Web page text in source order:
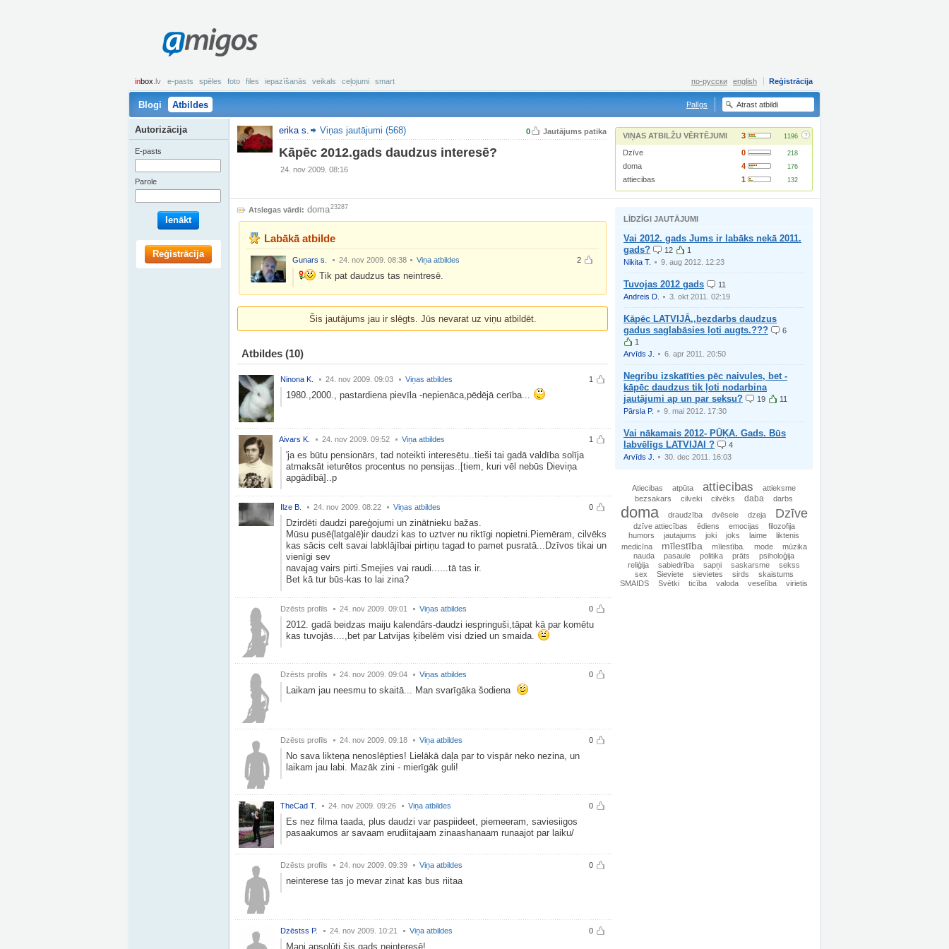
amigos
inbox .lv e-pasts spēles foto files iepazīšanās veikals ceļojumi smart Reģistrācija
по-русски english
Blogi Atbildes Palīgs
0 Jautājums patika
erika s. Viņas jautājumi (568)
Kāpēc 2012.gads daudzus interesē?
24. nov 2009. 08:16
VIŅAS ATBILŽU VĒRTĒJUMI 3 1196 ?
Dzīve 0 218
doma 4 176
attiecibas 1 132
Atslegas vārdi: doma23287
Labākā atbilde
2
Gunars s. 24. nov 2009. 08:38 Viņa atbildes
Tik pat daudzus tas neintresē.
Šis jautājums jau ir slēgts. Jūs nevarat uz viņu atbildēt.
Atbildes (10)
1
Ninona K. 24. nov 2009. 09:03 Viņas atbildes
1980.,2000., pastardiena pievīla -nepienāca,pēdējā cerība...
1
Aivars K. 24. nov 2009. 09:52 Viņa atbildes
'ja es būtu pensionārs, tad noteikti interesētu..tieši tai gadā valdība solīja
atmaksāt ieturētos procentus no pensijas..[tiem, kuri vēl nebūs Dieviņa
apgādībā]..p
0
Ilze B. 24. nov 2009. 08:22 Viņas atbildes
Dzirdēti daudzi pareģojumi un zinātnieku bažas.
Mūsu pusē(latgalē)ir daudzi kas to uztver nu riktīgi nopietni.Piemēram, cilvēks
kas sācis celt savai labklājībai pirtiņu tagad to pamet pusratā...Dzīvos tikai un
vienīgi sev
navajag vairs pirti.Smejies vai raudi......tā tas ir.
Bet kā tur būs-kas to lai zina?
0
Dzēsts profils 24. nov 2009. 09:01 Viņas atbildes
2012. gadā beidzas maiju kalendārs-daudzi iespringuši,tāpat kā par komētu
kas tuvojās....,bet par Latvijas ķibelēm visi dzied un smaida.
0
Dzēsts profils 24. nov 2009. 09:04 Viņas atbildes
Laikam jau neesmu to skaitā... Man svarīgāka šodiena
0
Dzēsts profils 24. nov 2009. 09:18 Viņa atbildes
No sava likteņa nenoslēpties! Lielākā daļa par to vispār neko nezina, un
laikam jau labi. Mazāk zini - mierīgāk guli!
0
TheCad T. 24. nov 2009. 09:26 Viņa atbildes
Es nez filma taada, plus daudzi var paspiideet, piemeeram, saviesiigos
pasaakumos ar savaam erudiitajaam zinaashanaam runaajot par laiku/
0
Dzēsts profils 24. nov 2009. 09:39 Viņa atbildes
neinterese tas jo mevar zinat kas bus riitaa
0
Dzēstss P. 24. nov 2009. 10:21 Viņa atbildes
Mani apsolūti šis gads neinteresē!
LĪDZĪGI JAUTĀJUMI
Vai 2012. gads Jums ir labāks nekā 2011.
gads?
12
1
Nikita T.
9. aug 2012. 12:23
Tuvojas 2012 gads
11
Andreis D.
3. okt 2011. 02:19
Kāpēc LATVIJĀ,,bezdarbs daudzus
gadus saglabāsies ļoti augts.???
6
1
Arvīds J.
6. apr 2011. 20:50
Negribu izskatīties pēc naivules, bet -
kāpēc daudzus tik ļoti nodarbina
jautājumi ap un par seksu?
19
11
Pārsla P.
9. mai 2012. 17:30
Vai nākamais 2012- PŪĶA. Gads. Būs
labvēlīgs LATVIJAI ?
4
Arvīds J.
30. dec 2011. 16:03
Atiecibas atpūta attiecibas
attieksme
bezsakars
cilveki cilvēks daba darbs
doma draudzība dvēsele dzeja Dzīve
dzīve attiecības ēdiens emocijas
filozofija
humors
jautajums joki joks laime
liktenis
medicīna
mīlestība mīlestība. mode
mūzika
nauda
pasaule politika prāts
psiholoģija
reliģija
sabiedrība sapņi saskarsme
sekss
sex
Sieviete sievietes sirds
skaistums
SMAIDS
Svētki ticība valoda veselība virietis
Autorizācija
E-pasts
Parole
Ienākt
Reģistrācija